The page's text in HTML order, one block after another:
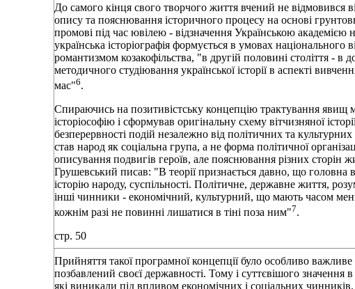
До самого кінця свого творчого життя вчений не відмовився
опису та пояснювання історичного процесу на основі
промові під час ювілею - відзначення Українською
українська історіографія формується в умовах
романтизмом козакофільства, "в другій половині століття - в
методичного студіювання української історії в аспекті
мас"6.
Спираючись на позитивістську концепцію трактування
історіософію і сформував оригінальну схему вітчизняної
безперервності подій незалежно від політичних та
став народ як соціальна група, а не форма політичної
описування подвигів героїв, але пояснювання різних сторін
Грушевський писав: "В теорії признається давно, що головна
історію народу, суспільності. Політичне, державне життя,
інші чинники - економічний, культурний, що мають часом
кожнім разі не повинні лишатися в тіні поза ним"7.
стр. 50
Прийняття такої програмної концепції було особливо
позбавлений своєї державності. Тому і суттєвішого значення
які виникали під впливом економічних і соціальних